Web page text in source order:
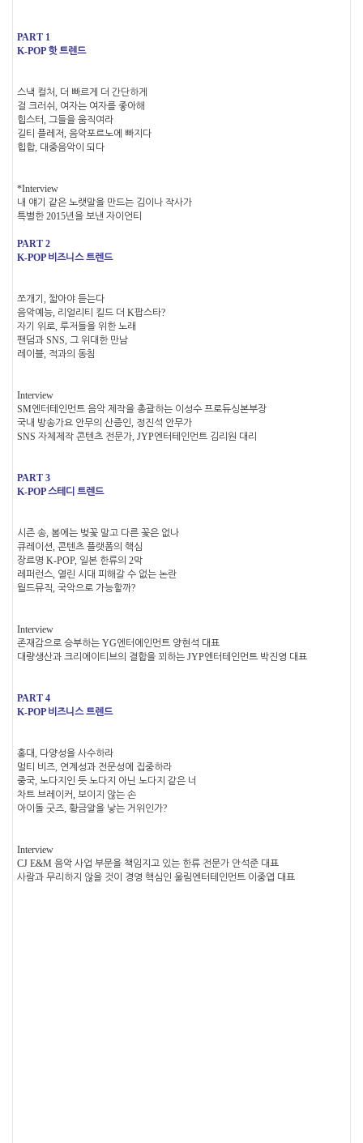
PART 1
K-POP 핫 트렌드
스낵 컬처, 더 빠르게 더 간단하게
걸 크러쉬, 여자는 여자를 좋아해
힙스터, 그들을 움직여라
길티 플레저, 음악포르노에 빠지다
힙합, 대중음악이 되다
*Interview
내 얘기 같은 노랫말을 만드는 김이나 작사가
특별한 2015년을 보낸 자이언티
PART 2
K-POP 비즈니스 트렌드
쪼개기 , 짧아야 듣는다
음악예능, 리얼리티 킬드 더 K팝스타?
자기 위로, 루저들을 위한 노래
팬덤과 SNS, 그 위대한 만남
레이블, 적과의 동침
Interview
SM엔터테인먼트 음악 제작을 총괄하는 이성수 프로듀싱본부장
국내 방송가요 안무의 산증인, 정진석 안무가
SNS 자체제작 콘텐츠 전문가, JYP엔터테인먼트 김리원 대리
PART 3
K-POP스테디 트렌드
시즌 송, 봄에는 벚꽃 말고 다른 꽃은 없나
큐레이션, 콘텐츠 플랫폼의 핵심
장르명 K-POP, 일본 한류의 2막
레퍼런스, 열린 시대 피해갈 수 없는 논란
월드뮤직, 국악으로 가능할까?
Interview
존재감으로 승부하는 YG엔터에인먼트 양현석 대표
대량생산과 크리에이티브의 결합을 꾀하는 JYP엔터테인먼트 박진영 대표
PART 4
K-POP 비즈니스 트렌드
홍대, 다양성을 사수하라
멀티 비즈, 연계성과 전문성에 집중하라
중국, 노다지인 듯 노다지 아닌 노다지 같은 너
차트 브레이커, 보이지 않는 손
아이돌 굿즈, 황금알을 낳는 거위인가?
Interview
CJ E&M 음악 사업 부문을 책임지고 있는 한류 전문가 안석준 대표
사람과 무리하지 않을 것이 경영 핵심인 울림엔터테인먼트 이중엽 대표